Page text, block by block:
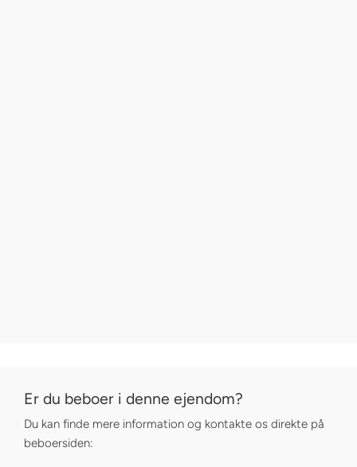
Er du beboer i denne ejendom?
Du kan finde mere information og kontakte os direkte på
beboersiden: